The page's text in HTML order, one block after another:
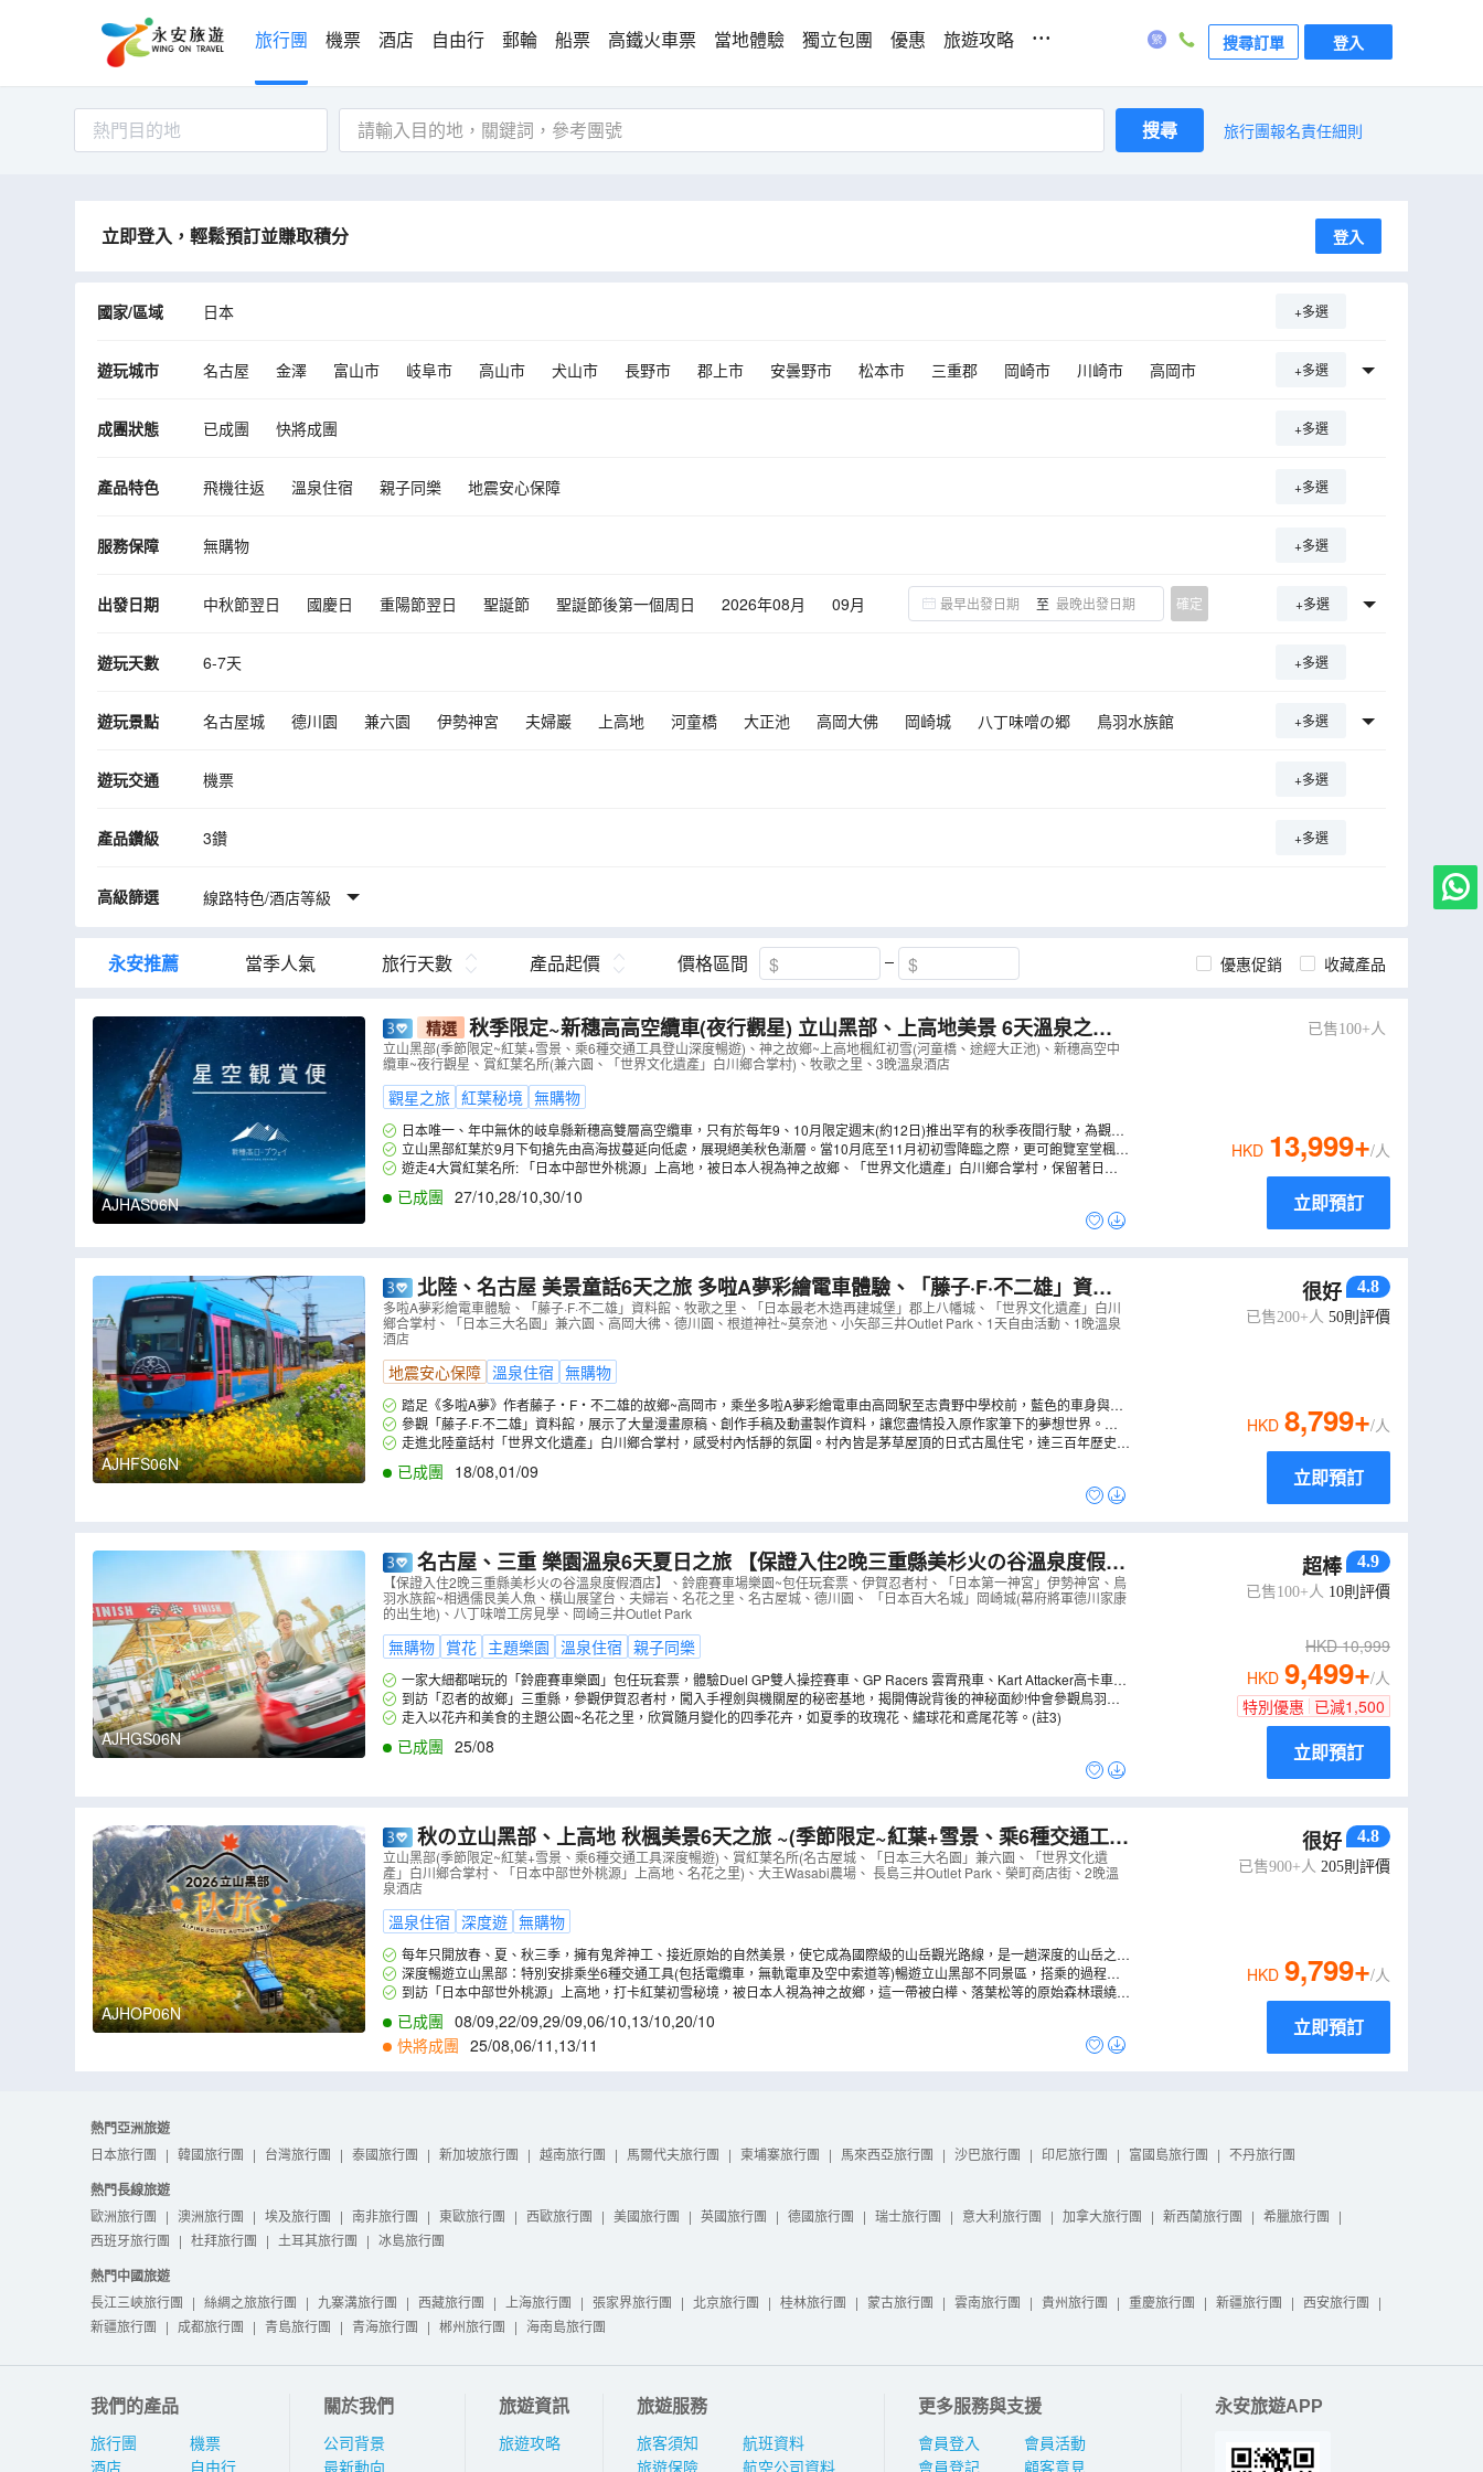
旅行團 機票 酒店 自由行 郵輪 船票 高鐵火車票 當地體驗 獨立包團 優惠 旅遊攻略 ... 搜尋訂單 登入
熱門目的地 搜尋 旅行團報名責任細則
立即登入，輕鬆預訂並賺取積分 登入
國家/區域 日本 +多選
遊玩城市 名古屋 金澤 富山市 岐阜市 高山市 犬山市 長野市 郡上市 安曇野市 松本市 三重郡 岡崎市 川崎市
高岡市
+多選
成團狀態 已成團 快將成團 +多選
產品特色 飛機往返 溫泉住宿 親子同樂 地震安心保障 +多選
服務保障 無購物 +多選
出發日期 中秋節翌日 國慶日 重陽節翌日 聖誕節 聖誕節後第一個周日 2026年08月
09月
至 確定 +多選
遊玩天數 6-7天 +多選
遊玩景點 名古屋城 德川園 兼六園 伊勢神宮 夫婦巖 上高地 河童橋 大正池 高岡大佛 岡崎城 八丁味噌の郷
鳥羽水族館
+多選
遊玩交通 機票 +多選
產品鑽級 3鑽 +多選
高級篩選 線路特色/酒店等級
永安推薦 當季人氣 旅行天數 產品起價 價格區間 優惠促銷 收藏產品
AJHAS06N
精選 秋季限定~新穗高高空纜車(夜行觀星) 立山黑部、上高地美景 6天溫泉之旅
季節限定~紅葉+雪景、乘6種交通工具登山深度暢遊、新穗高空中纜車~夜行觀星、賞
紅葉《限定出發: 10月27,28,30日》（ AJHAS06N）
立山黑部(季節限定~紅葉+雪景、乘6種交通工具登山深度暢遊)、神之故鄉~上高地楓紅初雪(河童橋、途經大正池)、新穗高空中
纜車~夜行觀星、賞紅葉名所(兼六園、「世界文化遺產」白川鄉合掌村)、牧歌之里、3晚溫泉酒店
觀星之旅 紅葉秘境 無購物
日本唯一、年中無休的岐阜縣新穗高雙層高空纜車，只有於每年9、10月限定週末(約12日)推出罕有的秋季夜間行駛，為觀星
的好時機！特別安排乘坐高空纜車由新穗高溫泉站出發，前往2156米高空中展望台，以更近距離觀賞令人感動的滿天繁星，天文
愛好者絕對不能錯過！(註6)
立山黑部紅葉於9月下旬搶先由高海拔蔓延向低處，展現絕美秋色漸層。當10月底至11月初初雪降臨之際，更可飽覽室堂楓紅
映襯白雪與黑部水壩紅葉及藍湖交織的夢幻奇景！特別安排深度暢遊立山黑部，乘坐6種交通工具(包括電纜車，無軌電車及空中
索道等)暢遊立山黑部不同景區，欣賞秋季獨有的自然奇觀。(註3,4)
遊走4大賞紅葉名所: 「日本中部世外桃源」上高地，被日本人視為神之故鄉、「世界文化遺產」白川鄉合掌村，保留著日本
原始生態風景的合掌古建築村落、「飛驒美濃紅葉33選之一 」平湯瀑布，秋季震撼的峽谷紅葉美景、以及「日本三大名園」兼六
園，細味一步一景之秋日古典美。(註4)
已成團 27/10,28/10,30/10
已售100+人
HKD 13,999+/人
立即預訂
AJHFS06N
北陸、名古屋 美景童話6天之旅 多啦A夢彩繪電車體驗、「藤子·F·不二雄」資料
館、牧歌之里、「日本最老木造再建城堡」郡上八幡城、「世界文化遺產」白川鄉合
掌村、「日本三大名園」兼六園、高岡大彿、德川園（AJHFS06N）
多啦A夢彩繪電車體驗、「藤子·F·不二雄」資料館、牧歌之里、「日本最老木造再建城堡」郡上八幡城、「世界文化遺產」白川
鄉合掌村、「日本三大名園」兼六園、高岡大彿、德川園、根道神社~莫奈池、小矢部三井Outlet Park、1天自由活動、1晚溫泉
酒店
地震安心保障 溫泉住宿 無購物
踏足《多啦A夢》作者藤子‧F‧不二雄的故鄉~高岡市，乘坐多啦A夢彩繪電車由高岡駅至志貴野中學校前，藍色的車身與車
廂內都充滿多啦A夢元素，最特別的是車門設計成「任意門」，步入車廂猶如進入多啦A夢的童夢時光！(註2)
參觀「藤子·F·不二雄」資料館，展示了大量漫畫原稿、創作手稿及動畫製作資料，讓您盡情投入原作家筆下的夢想世界。或
走到戶外，與實體化的多啦A夢、任意門等模型道具打卡拍照，是漫畫迷絕對不能錯過的朝聖地。(註2)
走進北陸童話村「世界文化遺產」白川鄉合掌村，感受村內恬靜的氛圍。村內皆是茅草屋頂的日式古風住宅，達三百年歷史之
久。遊走岐阜縣必去的秘密花園~根道神社的莫奈池，宛如莫奈「睡蓮」般絕美池塘，如夢似幻!
已成團 18/08,01/09
很好 4.8
已售200+人 50則評價
HKD 8,799+/人
立即預訂
AJHGS06N
名古屋、三重 樂園溫泉6天夏日之旅 【保證入住2晚三重縣美杉火の谷溫泉度假酒
店】、鈴鹿賽車場樂園~包任玩套票、「日本第一神宮」伊勢神宮、鳥羽水族館~相遇
儒艮美人魚、「日本百大名城」岡崎城（AJHGS06N）
【保證入住2晚三重縣美杉火の谷溫泉度假酒店】、鈴鹿賽車場樂園~包任玩套票、伊賀忍者村、「日本第一神宮」伊勢神宮、鳥
羽水族館~相遇儒艮美人魚、橫山展望台、夫婦岩、名花之里、名古屋城、德川園、 「日本百大名城」岡崎城(幕府將軍德川家康
的出生地)、八丁味噌工房見學、岡崎三井Outlet Park
無購物 賞花 主題樂園 溫泉住宿 親子同樂
一家大細都啱玩的「鈴鹿賽車樂園」包任玩套票，體驗Duel GP雙人操控賽車、GP Racers 雲霄飛車、Kart Attacker高卡車等
超人氣遊樂設施! 快到鈴鹿賽車場一圓賽車夢！(註2)
到訪「忍者的故鄉」三重縣，參觀伊賀忍者村，闖入手裡劍與機關屋的秘密基地，揭開傳說背後的神秘面紗!仲會參觀鳥羽水
族館，一睹被稱為美人魚的原型「儒艮」。(註2)
走入以花卉和美食的主題公園~名花之里，欣賞隨月變化的四季花卉，如夏季的玫瑰花、繡球花和鳶尾花等。(註3)
已成團 25/08
超棒 4.9
已售100+人 10則評價
HKD10,999
HKD 9,499+/人
特別優惠 已減1,500
立即預訂
AJHOP06N
秋の立山黑部、上高地 秋楓美景6天之旅 ~(季節限定~紅葉+雪景、乘6種交通工具
深度暢遊)、賞紅葉名所(名古屋城、「日本三大名園」兼六園、「世界文化遺產」白
川鄉合掌村、「日本中部世外桃源」上高地（AJHOP06N）
立山黑部(季節限定~紅葉+雪景、乘6種交通工具深度暢遊)、賞紅葉名所(名古屋城、「日本三大名園」兼六園、「世界文化遺
產」白川鄉合掌村、「日本中部世外桃源」上高地、名花之里)、大王Wasabi農場、 長島三井Outlet Park、榮町商店街、2晚溫
泉酒店
溫泉住宿 深度遊 無購物
每年只開放春、夏、秋三季，擁有鬼斧神工、接近原始的自然美景，使它成為國際級的山岳觀光路線，是一趟深度的山岳之
旅。精選立山黑部必遊景點：林木茂盛的美女平、「大自然寶庫」的彌陀介原、雄偉壯觀無比的雪壁奇景、可俯瞰立山黑部阿爾
卑斯山脈群峰的大觀峰展望台、位於立山最深的“V” 字山谷的秀麗黑部湖、日本最大拱形水壩黑部大水壩。
深度暢遊立山黑部：特別安排乘坐6種交通工具(包括電纜車，無軌電車及空中索道等)暢遊立山黑部不同景區，搭乘的過程中
可以完全的欣賞到立山黑部的獨特自然奇觀，其中連接室堂和大觀峰的交通工具~“立山隧道電動巴士”，更是日本最高的電動巴
到訪「日本中部世外桃源」上高地，打卡紅葉初雪秘境，被日本人視為神之故鄉，這一帶被白樺、落葉松等的原始森林環繞，
大正池、田代池等分佈在其間，與高聳的各山群一起構成極美的景色。(註5)
已成團 08/09,22/09,29/09,06/10,13/10,20/10
快將成團 25/08,06/11 ,13/11
很好 4.8
已售900+人 205則評價
HKD 9,799+/人
立即預訂
熱門亞洲旅遊
日本旅行團 | 韓國旅行團 | 台灣旅行團 | 泰國旅行團 | 新加坡旅行團 | 越南旅行團 | 馬爾代夫旅行團 | 柬埔寨旅行團 | 馬來西亞旅行團 | 沙巴旅行團 | 印尼旅行團 | 富國島旅行團 | 不丹旅行團
熱門長線旅遊
歐洲旅行團 | 澳洲旅行團 | 埃及旅行團 | 南非旅行團 | 東歐旅行團 | 西歐旅行團 | 美國旅行團 | 英國旅行團 | 德國旅行團 | 瑞士旅行團 | 意大利旅行團 | 加拿大旅行團 | 新西蘭旅行團 | 希臘旅行團 |
西班牙旅行團 | 杜拜旅行團 | 土耳其旅行團 | 冰島旅行團
熱門中國旅遊
長江三峽旅行團 | 絲綢之旅旅行團 | 九寨溝旅行團 | 西藏旅行團 | 上海旅行團 | 張家界旅行團 | 北京旅行團 | 桂林旅行團 | 蒙古旅行團 | 雲南旅行團 | 貴州旅行團 | 重慶旅行團 | 新疆旅行團 | 西安旅行團 |
新疆旅行團 | 成都旅行團 | 青島旅行團 | 青海旅行團 | 郴州旅行團 | 海南島旅行團
我們的產品
旅行團
酒店
機票
自由行
關於我們
公司背景
最新動向
旅遊資訊
旅遊攻略
旅遊服務
旅客須知
旅遊保險
航班資料
航空公司資料
更多服務與支援
會員登入
會員登記
會員活動
顧客意見
永安旅遊APP